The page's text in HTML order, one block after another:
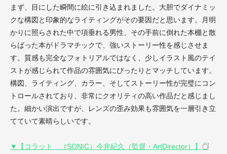
まず、目にした瞬間に絵に引き込まれました。大胆でダイナミッ
クな構図と印象的なライティングがその要因だと思います。月明
かりに照らされた中で項垂れる男性、その手前に倒れた本棚と散
らばった本がドラマチックで、強いストーリー性を感じさせま
す。質感も完全なフォトリアルではなく、少しイラスト風のテイ
ストが感じられて作品の雰囲気にぴったりとマッチしています。
構図、ライティング、カラー、そしてストーリー性が完璧にコン
トロールされており、非常にクオリティの高い作品だと感じまし
た。細かい演出ですが、レンズの歪み効果も雰囲気を一層引き立
てていて素晴らしいです。
▼【コラット （SONIC）今井紀久（監督・ArtDirector）】